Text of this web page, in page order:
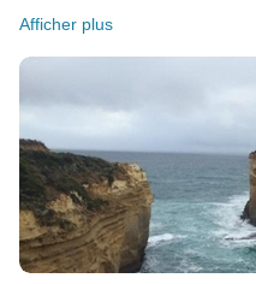
Afficher plus